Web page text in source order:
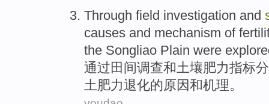
Through field investigation and
causes and mechanism of
the Songliao Plain were
通过田间调查和土壤肥力指标
土肥力退化的 原因和机理。